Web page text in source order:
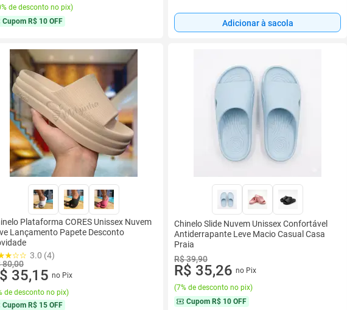
de desconto no pix)
Cupom R$ 10 OFF Adicionar à sacola
Plataforma CORES Unissex Nuvem
Lançamento Papete Desconto
3.0 (4)
80,00
35,15 no Pix
de desconto no pix)
Cupom R$ 15 OFF
Chinelo Slide Nuvem Unissex Confortável
Antiderrapante Leve Macio Casual Casa
Praia
R$ 39,90
R$ 35,26 no Pix
(7% de desconto no pix)
Cupom R$ 10 OFF